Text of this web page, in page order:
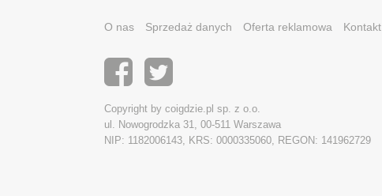
O nas Sprzedaż danych Oferta reklamowa Kontakt
Copyright by coigdzie.pl sp. z o.o.
ul. Nowogrodzka 31, 00-511 Warszawa
NIP: 1182006143, KRS: 0000335060, REGON: 141962729